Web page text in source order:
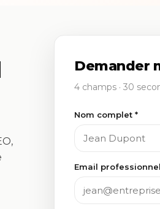
Demander
4 champs · 30
Nom complet *
Email